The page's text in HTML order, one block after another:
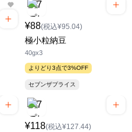
¥88(税込¥95.04)
極小粒納豆
40gx3
よりどり3点で3%OFF
セブンザプライス
¥118(税込¥127.44)